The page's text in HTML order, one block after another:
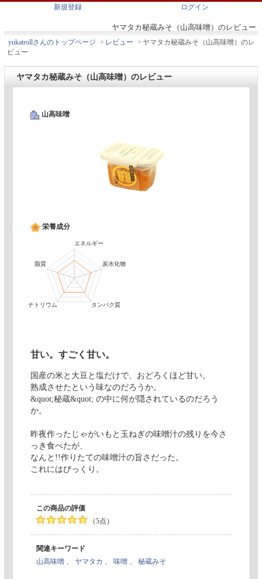
ヤマタカ秘蔵みそ（山高味噌）のレビュー
新規登録 ログイン
yukatrollさんのトップページ > レビュー > ヤマタカ秘蔵みそ（山高味噌）のレ
ビュー
ヤマタカ秘蔵みそ（山高味噌）のレビュー
山高味噌
栄養成分
脂質
ナトリウム タンパク質
炭水化物
エネルギー
甘い。すごく甘い。
国産の米と大豆と塩だけで、おどろくほど甘い。
熟成させたという味なのだろうか。
&quot;秘蔵&quot; の中に何が隠されているのだろう
か。
昨夜作ったじゃがいもと玉ねぎの味噌汁の残りを今さ
っき食べたが、
なんと!!作りたての味噌汁の旨さだった。
これにはびっくり。
この商品の評価
（5点）
関連キーワード
山高味噌 、 ヤマタカ 、 味噌 、 秘蔵みそ